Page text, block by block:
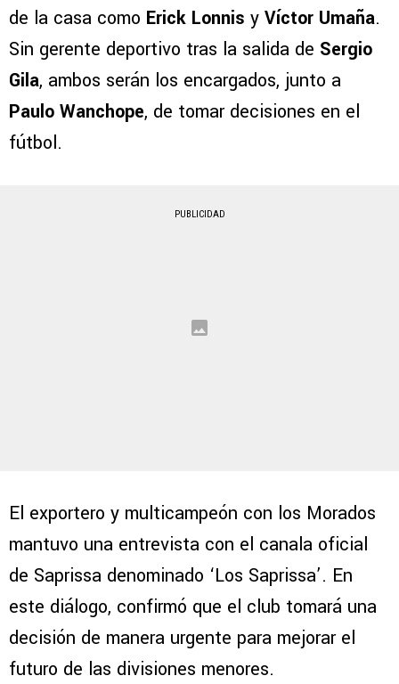
de la casa como Erick Lonnis y Víctor Umaña.
Sin gerente deportivo tras la salida de Sergio
Gila, ambos serán los encargados, junto a
Paulo Wanchope, de tomar decisiones en el
fútbol.
PUBLICIDAD
El exportero y multicampeón con los Morados
mantuvo una entrevista con el canala oficial
de Saprissa denominado ‘Los Saprissa’. En
este diálogo, confirmó que el club tomará una
decisión de manera urgente para mejorar el
futuro de las divisiones menores.